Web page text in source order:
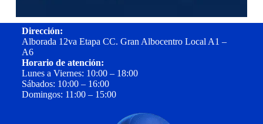
Dirección:
Alborada 12va Etapa CC. Gran Albocentro Local A1 –
A6
Horario de atención:
Lunes a Viernes: 10:00 – 18:00
Sábados: 10:00 – 16:00
Domingos: 11:00 – 15:00